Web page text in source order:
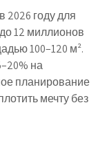
году для
12 миллионов
100–120 м².
на
планирование
мечту без